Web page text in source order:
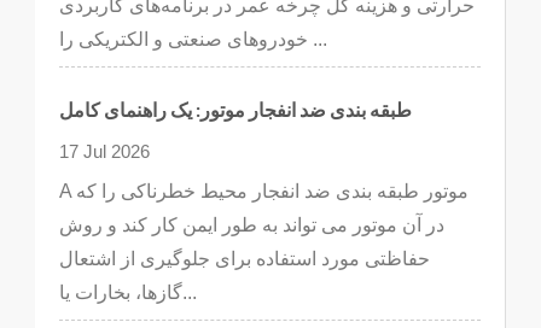
حرارتی و هزینه کل چرخه عمر در برنامه‌های کاربردی
خودروهای صنعتی و الکتریکی را ...
طبقه بندی ضد انفجار موتور: یک راهنمای کامل
17 Jul 2026
A موتور طبقه بندی ضد انفجار محیط خطرناکی را که
در آن موتور می تواند به طور ایمن کار کند و روش
حفاظتی مورد استفاده برای جلوگیری از اشتعال
گازها، بخارات یا...